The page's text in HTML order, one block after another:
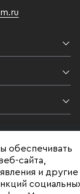
обеспечивать
сайта,
и другие